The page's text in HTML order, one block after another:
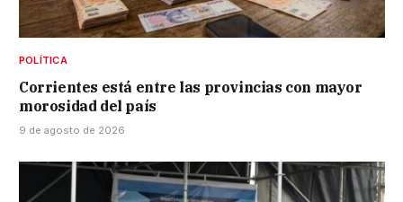
POLÍTICA
Corrientes está entre las provincias con mayor
morosidad del país
9 de agosto de 2026